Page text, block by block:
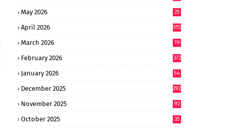
May 2026
25
April 2026 315
March 2026
19
February 2026 372
January 2026
54
December 2025 292
November 2025 92
October 2025 35